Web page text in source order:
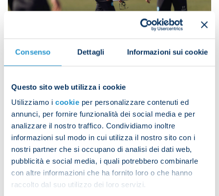
Consenso Dettagli Informazioni sui cookie
Questo sito web utilizza i cookie
Utilizziamo i cookie per personalizzare contenuti ed
annunci, per fornire funzionalità dei social media e per
analizzare il nostro traffico. Condividiamo inoltre
informazioni sul modo in cui utilizza il nostro sito con i
nostri partner che si occupano di analisi dei dati web,
pubblicità e social media, i quali potrebbero combinarle
con altre informazioni che ha fornito loro o che hanno
raccolto dal suo utilizzo dei loro servizi.
moved on to technical and tactical drills before
finishing with a training match on a small pitch.